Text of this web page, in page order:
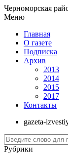
Черноморская
Меню
Главная
О газете
Подписка
Архив
2013
2014
2015
2017
Контакты
gazeta-
Рубрики